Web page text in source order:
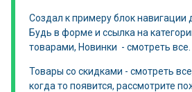
Создал к примеру блок навигации
Будь в форме и ссылка на
товарами, Новинки - смотреть все.
Товары со скидками - смотреть
когда то появится, рассмотрите